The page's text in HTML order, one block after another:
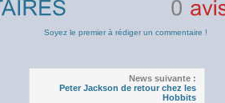
Soyez le premier à rédiger un commentaire !
News suivante :
Peter Jackson de retour chez les
Hobbits